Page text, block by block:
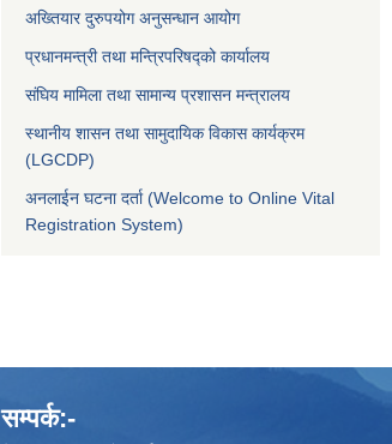
अख्तियार दुरुपयोग अनुसन्धान आयोग
प्रधानमन्त्री तथा मन्त्रिपरिषद्को कार्यालय
संघिय मामिला तथा सामान्य प्रशासन मन्त्रालय
स्थानीय शासन तथा सामुदायिक विकास कार्यक्रम
(LGCDP)
अनलाईन घटना दर्ता (Welcome to Online Vital
Registration System)
सम्पर्क:-